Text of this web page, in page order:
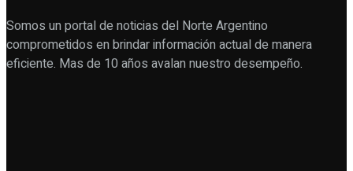
Somos un portal de noticias del Norte Argentino
comprometidos en brindar información actual de manera
eficiente. Mas de 10 años avalan nuestro desempeño.